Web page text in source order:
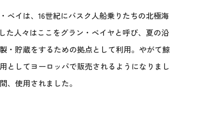
ベイは、16世紀にバスク人船乗りたちの北極海
た人々はここをグラン・ベイヤと呼び、夏の沿
・貯蔵をするための拠点として利用。やがて鯨
としてヨーロッパで販売されるようになりまし
、使用されました。